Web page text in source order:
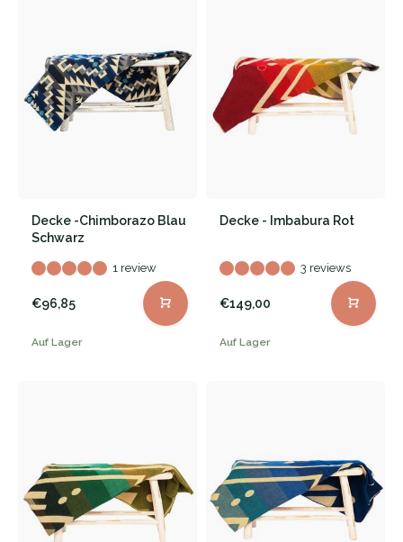
Decke -Chimborazo Blau
Schwarz
1 review
€96,85
Auf Lager
Decke - Imbabura Rot
3 reviews
€149,00
Auf Lager